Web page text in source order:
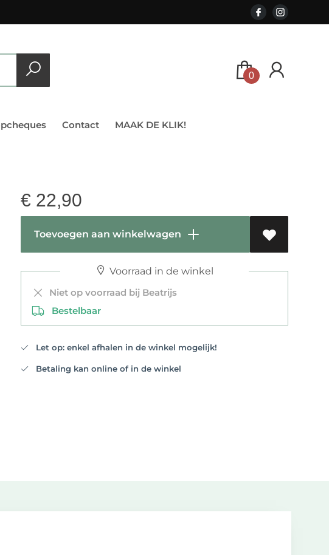
0
Contact MAAK DE KLIK!
€ 22,90
Toevoegen aan winkelwagen
Voorraad in de winkel
Niet op voorraad bij Beatrijs
Bestelbaar
Let op: enkel afhalen in de winkel mogelijk!
Betaling kan online of in de winkel